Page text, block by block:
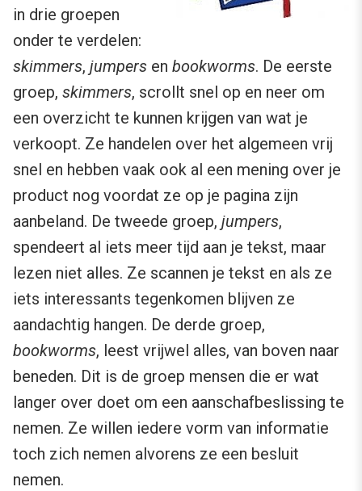
in drie groepen
onder te verdelen:
skimmers, jumpers en bookworms. De eerste
groep, skimmers, scrollt snel op en neer om
een overzicht te kunnen krijgen van wat je
verkoopt. Ze handelen over het algemeen vrij
snel en hebben vaak ook al een mening over je
product nog voordat ze op je pagina zijn
aanbeland. De tweede groep, jumpers,
spendeert al iets meer tijd aan je tekst, maar
lezen niet alles. Ze scannen je tekst en als ze
iets interessants tegenkomen blijven ze
aandachtig hangen. De derde groep,
bookworms, leest vrijwel alles, van boven naar
beneden. Dit is de groep mensen die er wat
langer over doet om een aanschafbeslissing te
nemen. Ze willen iedere vorm van informatie
toch zich nemen alvorens ze een besluit
nemen.